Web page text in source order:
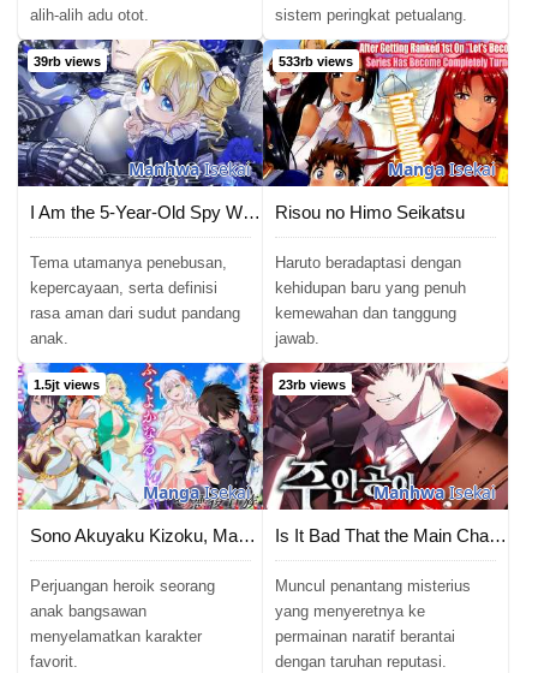
alih-alih adu otot.
sistem peringkat petualang.
39rb views
ManhwaIsekai
I Am the 5-Year-Old Spy Who Kidnapped the Villain
Tema utamanya penebusan,
kepercayaan, serta definisi
rasa aman dari sudut pandang
anak.
533rb views
MangaIsekai
Risou no Himo Seikatsu
Haruto beradaptasi dengan
kehidupan baru yang penuh
kemewahan dan tanggung
jawab.
1.5jt views
MangaIsekai
Sono Akuyaku Kizoku, Mama Heroine ga Suki Sugiru ~Shinshi na Doryoku de Saikyou to Nari Fuguu na Oshi Chara Tasukemakuru~
Perjuangan heroik seorang
anak bangsawan
menyelamatkan karakter
favorit.
23rb views
ManhwaIsekai
Is It Bad That the Main Character’s a Roleplayer?
Muncul penantang misterius
yang menyeretnya ke
permainan naratif berantai
dengan taruhan reputasi.